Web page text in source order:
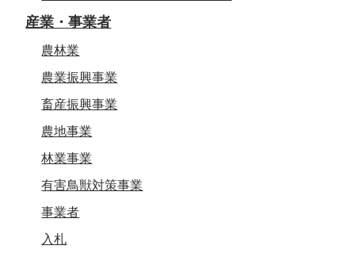
産業・事業者
農林業
農業振興事業
畜産振興事業
農地事業
林業事業
有害鳥獣対策事業
事業者
入札